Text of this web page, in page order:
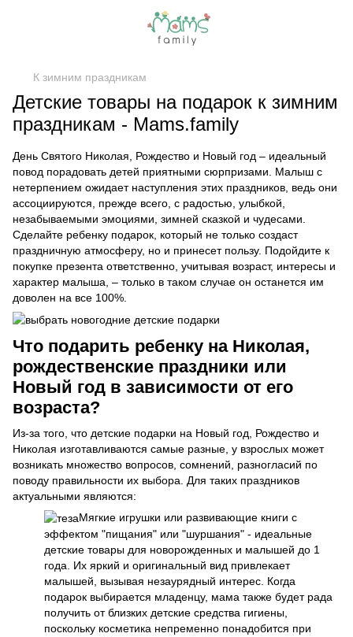
К зимним праздникам
Детские товары на подарок к зимним
праздникам - Mams.family
День Святого Николая, Рождество и Новый год – идеальный
повод порадовать детей приятными сюрпризами. Малыш с
нетерпением ожидает наступления этих праздников, ведь они
ассоциируются, прежде всего, с радостью, улыбкой,
незабываемыми эмоциями, зимней сказкой и чудесами.
Сделайте ребенку подарок, который не только создаст
праздничную атмосферу, но и принесет пользу. Подойдите к
покупке презента ответственно, учитывая возраст, интересы и
характер малыша, – только в таком случае он останется им
доволен на все 100%.
Что подарить ребенку на Николая,
рождественские праздники или
Новый год в зависимости от его
возраста?
Из-за того, что детские подарки на Новый год, Рождество и
Николая изготавливаются самые разные, у взрослых может
возникать множество вопросов, сомнений, разногласий по
поводу правильности их выбора. Для таких праздников
актуальными являются:
Мягкие игрушки или развивающие книги с
эффектом "пищания" или "шуршания" - идеальные
детские товары для новорожденных и малышей до 1
года. Их яркий и оригинальный вид привлекает
малышей, вызывая незаурядный интерес. Когда
подарок выбирается младенцу, мама также будет рада
получить от близких детские средства гигиены,
поскольку косметика непременно понадобится при